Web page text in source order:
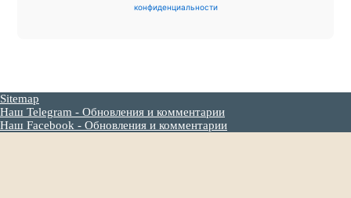
конфиденциальности
Sitemap
Наш Telegram - Обновления и комментарии
Наш Facebook - Обновления и комментарии